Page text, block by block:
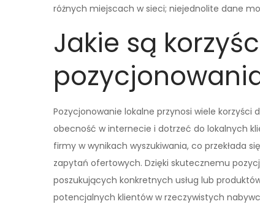
różnych miejscach w sieci; niejednolite dane
Jakie są
Pozycjonowanie lokalne przynosi wiele korzyści
obecność w internecie i dotrzeć do lokalnych
firmy w wynikach wyszukiwania, co przekłada
zapytań ofertowych. Dzięki skutecznemu
poszukujących konkretnych usług lub
potencjalnych klientów w rzeczywistych